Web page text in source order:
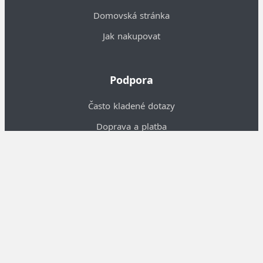
Domovská stránka
Jak nakupovat
Podpora
Často kladené dotazy
Doprava a platba